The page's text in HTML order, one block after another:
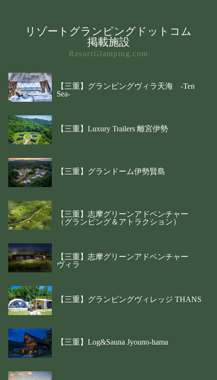
リゾートグランピングドットコム
掲載施設
ResortGlamping.com
【三重】グランピングヴィラ天海 -Ten
Sea-
【三重】Luxury Trailers 離宮伊勢
【三重】グランドーム伊勢賢島
【三重】志摩グリーンアドベンチャー
（グランピング＆アトラクション）
【三重】志摩グリーンアドベンチャー
ヴィラ
【三重】グランピングヴィレッジ THANS
【三重】Log&Sauna Jyouno-hama